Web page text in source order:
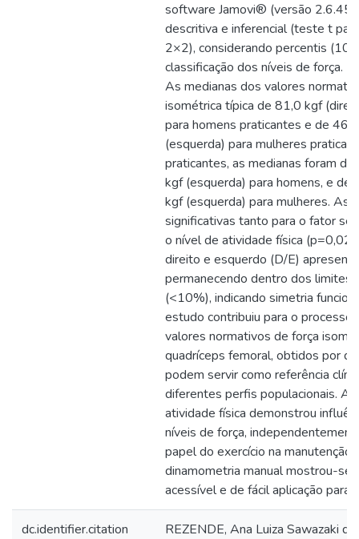
software Jamovi® (versão
descritiva e inferencial (teste t
2×2), considerando percentis
classificação dos níveis de força.
As medianas dos valores
isométrica típica de 81,0 kgf
para homens praticantes e de
(esquerda) para mulheres
praticantes, as medianas foram
kgf (esquerda) para homens, e
kgf (esquerda) para mulheres. As
significativas tanto para o fator
o nível de atividade física
direito e esquerdo (D/E)
permanecendo dentro dos limites
(<10%), indicando simetria
estudo contribuiu para o
valores normativos de força
quadríceps femoral, obtidos por
podem servir como referência
diferentes perfis populacionais. A
atividade física demonstrou
níveis de força,
papel do exercício na manutenção
dinamometria manual mostrou-se
acessível e de fácil aplicação para
dc.identifier.citation
REZENDE, Ana Luiza Sawazaki